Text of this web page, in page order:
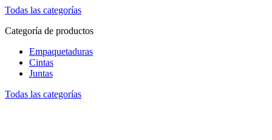
Todas las categorías
Categoría de productos
Empaquetaduras
Cintas
Juntas
Todas las categorías